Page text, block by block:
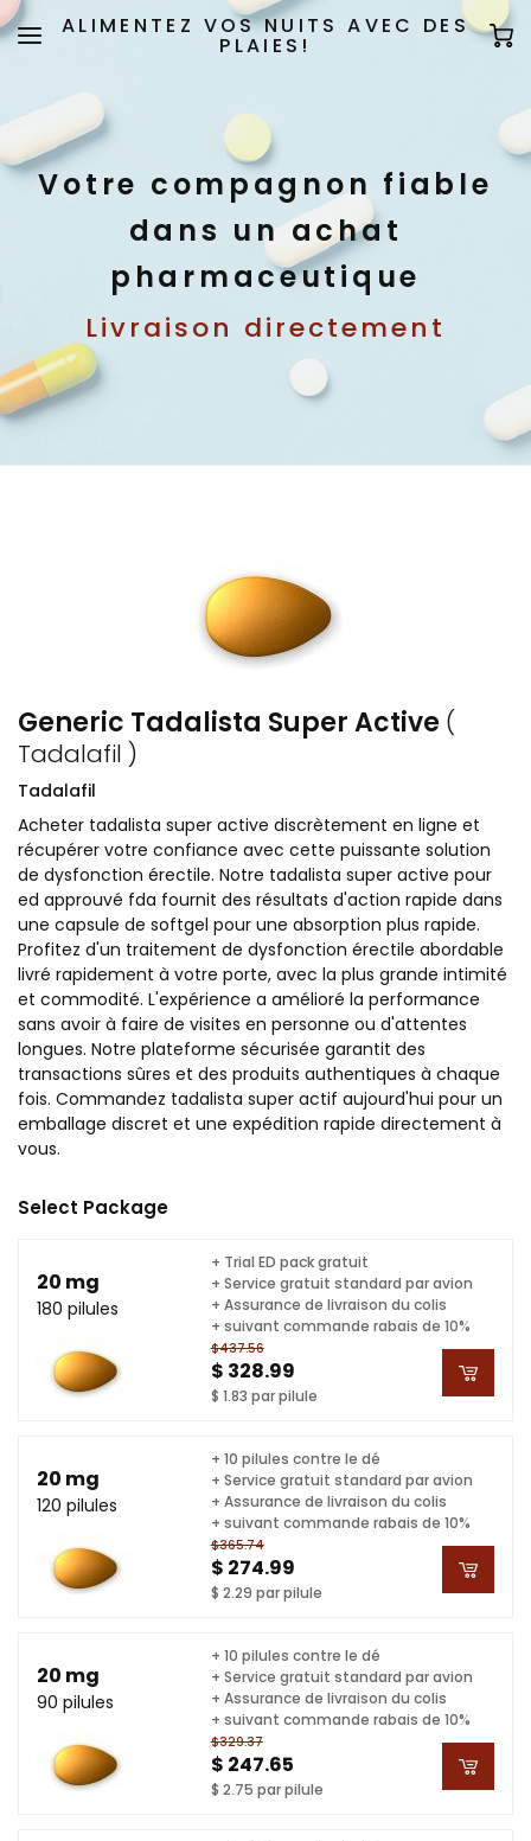
ALIMENTEZ VOS NUITS AVEC DES
PLAIES!
Votre compagnon fiable
dans un achat
pharmaceutique
Livraison directement
Generic Tadalista Super Active (
Tadalafil )
Tadalafil
Acheter tadalista super active discrètement en ligne et
récupérer votre confiance avec cette puissante solution
de dysfonction érectile. Notre tadalista super active pour
ed approuvé fda fournit des résultats d'action rapide dans
une capsule de softgel pour une absorption plus rapide.
Profitez d'un traitement de dysfonction érectile abordable
livré rapidement à votre porte, avec la plus grande intimité
et commodité. L'expérience a amélioré la performance
sans avoir à faire de visites en personne ou d'attentes
longues. Notre plateforme sécurisée garantit des
transactions sûres et des produits authentiques à chaque
fois. Commandez tadalista super actif aujourd'hui pour un
emballage discret et une expédition rapide directement à
vous.
Select Package
20 mg
180 pilules
$437.56
$ 328.99
$ 1.83 par pilule
+ Trial ED pack gratuit
+ Service gratuit standard par avion
+ Assurance de livraison du colis
+ suivant commande rabais de 10%
20 mg
120 pilules
$365.74
$ 274.99
$ 2.29 par pilule
+ 10 pilules contre le dé
+ Service gratuit standard par avion
+ Assurance de livraison du colis
+ suivant commande rabais de 10%
20 mg
90 pilules
$329.37
$ 247.65
$ 2.75 par pilule
+ 10 pilules contre le dé
+ Service gratuit standard par avion
+ Assurance de livraison du colis
+ suivant commande rabais de 10%